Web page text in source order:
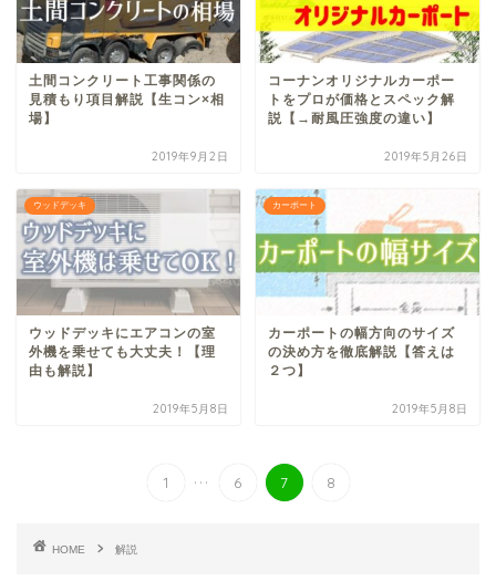
土間コンクリート工事関係の
見積もり項目解説【生コン×相
場】
2019年9月2日
コーナンオリジナルカーポー
トをプロが価格とスペック解
説【→耐風圧強度の違い】
2019年5月26日
ウッドデッキ
ウッドデッキにエアコンの室
外機を乗せても大丈夫！【理
由も解説】
2019年5月8日
カーポート
カーポートの幅方向のサイズ
の決め方を徹底解説【答えは
２つ】
2019年5月8日
1 ... 6 7 8
HOME 解説